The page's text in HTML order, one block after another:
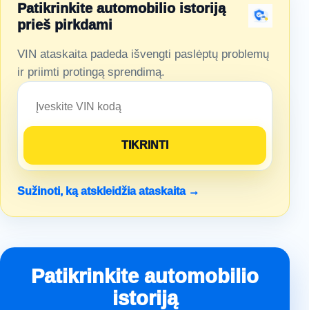
Patikrinkite automobilio istoriją
prieš pirkdami
VIN ataskaita padeda išvengti paslėptų problemų
ir priimti protingą sprendimą.
Sužinoti, ką atskleidžia ataskaita →
Patikrinkite automobilio
istoriją